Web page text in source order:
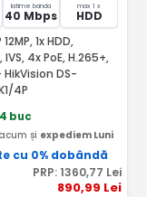
latime banda
40 Mbps
max 1 x
HDD
1x HDD,
4x PoE, H.265+,
DS-
4P
buc
și expediem Luni
cu 0% dobândă
PRP: 1360,77 Lei
890,99 Lei